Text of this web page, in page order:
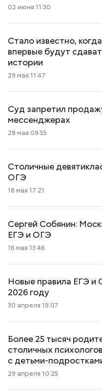
02 июня 11:30
Стало известно,
впервые будут
истории
29 мая 11:47
Суд запретил
мессенджерах
28 мая 09:55
Столичные
ОГЭ
18 мая 17:21
Сергей Собянин:
ЕГЭ и ОГЭ
16 мая 13:46
Новые правила ЕГЭ и
2026 году
30 апреля 19:07
Более 25 тысяч
столичных
с детьми-
29 апреля 10:25